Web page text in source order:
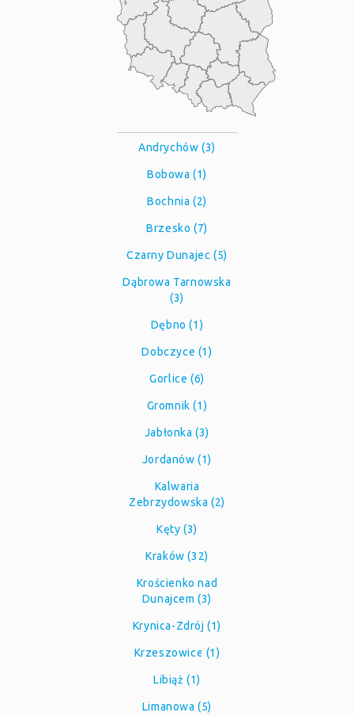
Andrychów (3)
Bobowa (1)
Bochnia (2)
Brzesko (7)
Czarny Dunajec (5)
Dąbrowa Tarnowska
(3)
Dębno (1)
Dobczyce (1)
Gorlice (6)
Gromnik (1)
Jabłonka (3)
Jordanów (1)
Kalwaria
Zebrzydowska (2)
Kęty (3)
Kraków (32)
Krościenko nad
Dunajcem (3)
Krynica-Zdrój (1)
Krzeszowice (1)
Libiąż (1)
Limanowa (5)